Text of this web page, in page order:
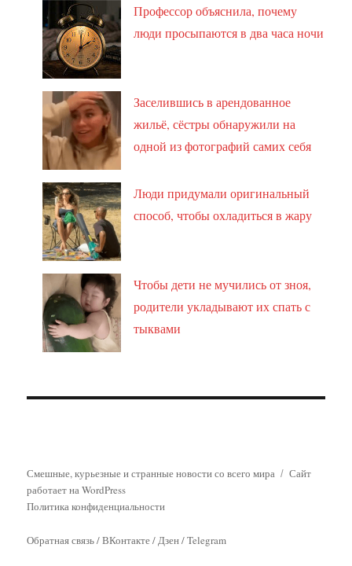
Профессор объяснила, почему
люди просыпаются в два часа ночи
Заселившись в арендованное
жильё, сёстры обнаружили на
одной из фотографий самих себя
Люди придумали оригинальный
способ, чтобы охладиться в жару
Чтобы дети не мучились от зноя,
родители укладывают их спать с
тыквами
Смешные, курьезные и странные новости со всего мира
Сайт
работает на WordPress
Политика конфиденциальности
Обратная связь/ВКонтакте/Дзен/Telegram